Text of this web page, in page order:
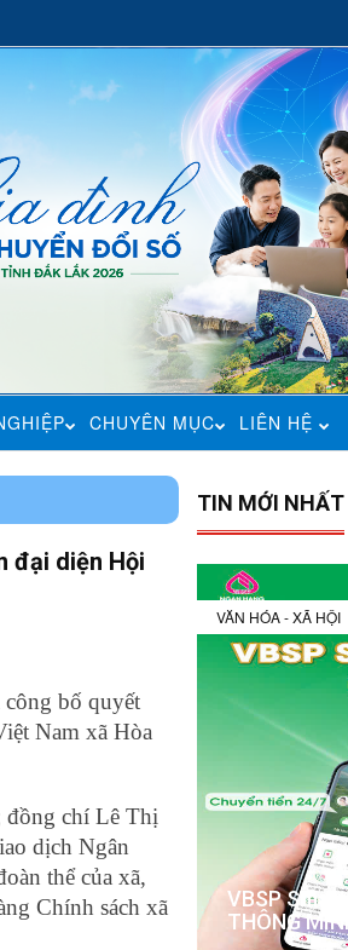
CHUYÊN MỤC LIÊN HỆ
đại diện Hội
bố quyết
Nam xã Hòa
chí Lê Thị
dịch Ngân
thể của xã,
Chính sách xã
TIN MỚI NHẤT
VĂN HÓA - XÃ HỘI
VBSP
THÔNG